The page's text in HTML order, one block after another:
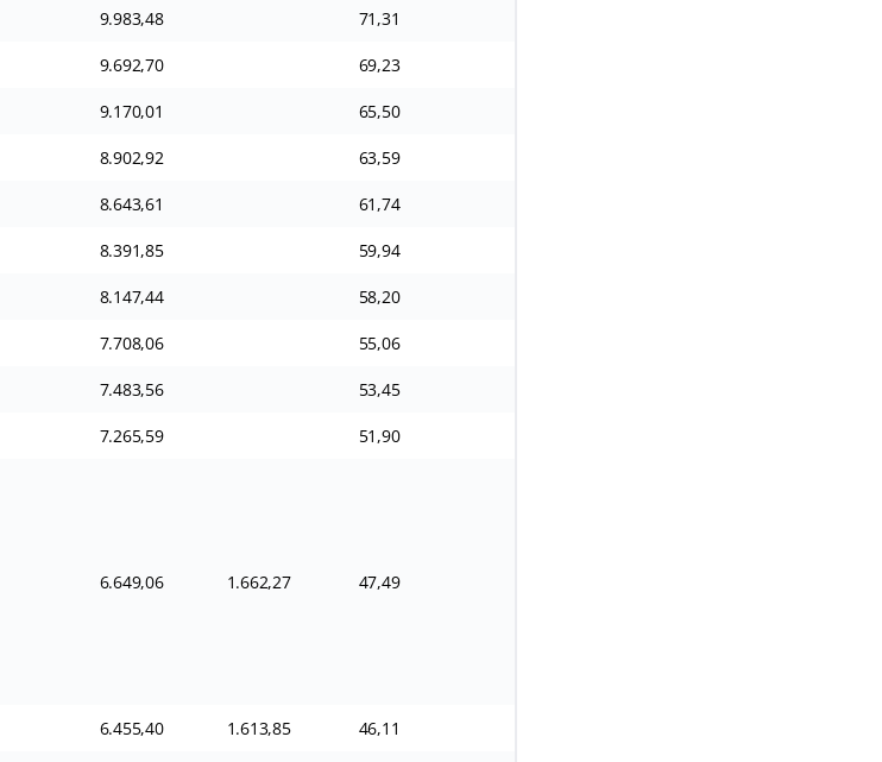
9.983,48 71,31
9.692,70 69,23
9.170,01 65,50
8.902,92 63,59
8.643,61 61,74
8.391,85 59,94
8.147,44 58,20
7.708,06 55,06
7.483,56 53,45
7.265,59 51,90
6.649,06 1.662,27 47,49
6.455,40 1.613,85 46,11